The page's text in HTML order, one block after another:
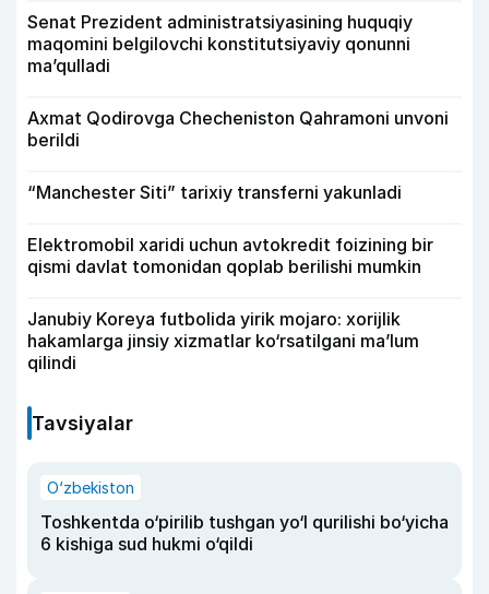
Senat Prezident administratsiyasining huquqiy
maqomini belgilovchi konstitutsiyaviy qonunni
ma’qulladi
Axmat Qodirovga Checheniston Qahramoni unvoni
berildi
“Manchester Siti” tarixiy transferni yakunladi
Elektromobil xaridi uchun avtokredit foizining bir
qismi davlat tomonidan qoplab berilishi mumkin
Janubiy Koreya futbolida yirik mojaro: xorijlik
hakamlarga jinsiy xizmatlar ko‘rsatilgani ma’lum
qilindi
Tavsiyalar
O‘zbekiston
Toshkentda o‘pirilib tushgan yo‘l qurilishi bo‘yicha
6 kishiga sud hukmi o‘qildi